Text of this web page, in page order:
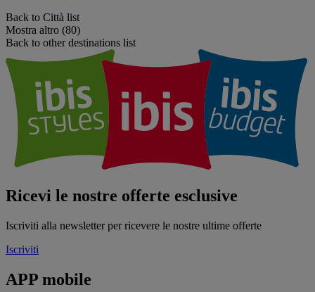
Back to Città list
Mostra altro (80)
Back to other destinations list
Ricevi le nostre offerte esclusive
Iscriviti alla newsletter per ricevere le nostre ultime offerte
Iscriviti
APP mobile